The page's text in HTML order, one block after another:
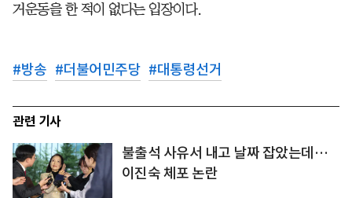
거운동을 한 적이 없다는 입장이다.
#방송 #더불어민주당 #대통령선거
관련 기사
불출석 사유서 내고 날짜 잡았는데…
이진숙 체포 논란